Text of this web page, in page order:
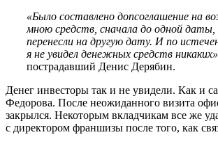
«Было составлено допсоглашение на
мною средств, сначала до одной
перенесли на другую дату. И по
я не увидел денежных средств никаких»,
пострадавший Денис Дерябин.
Денег инвесторы так и не увидели. Как и
Федорова. После неожиданного визита
закрылся. Некоторым вкладчикам все же
с директором франшизы после того, как